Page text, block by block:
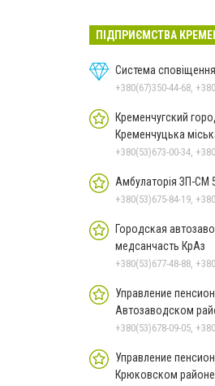
ПІДПРИЄМСТВА
Система
+380(67)350-44-68,
Кременчугский
Кременчуцька
+380(53)673-00-34,
Амбулаторія ЗП-СМ
Городская
медсанчасть КрАз
Управление
Автозаводском
Управление
Крюковском районе